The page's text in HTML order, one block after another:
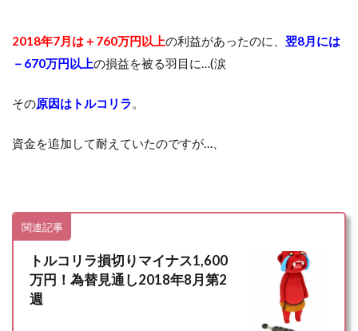
2018年7月は＋760万円以上の利益があったのに、 翌8月には
－670万円以上の損益を被る羽目に…(涙
その原因はトルコリラ。
資金を追加して耐えていたのですが…、
関連記事
トルコリラ損切りマイナス1,600
万円！為替見通し2018年8月第2
週